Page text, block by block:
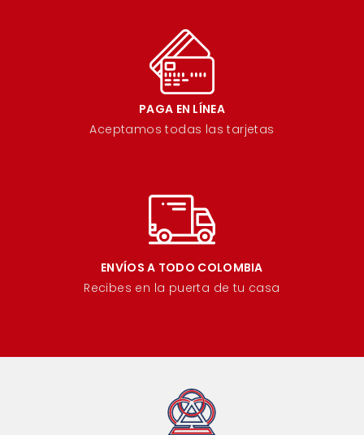
PAGA EN LÍNEA
Aceptamos todas las tarjetas
ENVÍOS A TODO COLOMBIA
Recibes en la puerta de tu casa